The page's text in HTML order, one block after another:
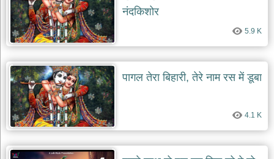
नंदकिशोर
5.9 K
पागल तेरा बिहारी, तेरे नाम रस में डूबा
4.1 K